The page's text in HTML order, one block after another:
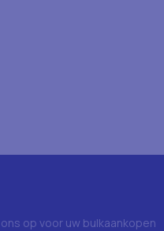
op voor uw bulkaankopen